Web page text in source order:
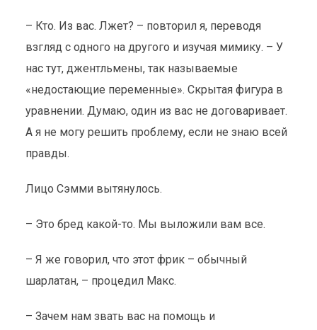
– Кто. Из вас. Лжет? – повторил я, переводя
взгляд с одного на другого и изучая мимику. – У
нас тут, джентльмены, так называемые
«недостающие переменные». Скрытая фигура в
уравнении. Думаю, один из вас не договаривает.
А я не могу решить проблему, если не знаю всей
правды.
Лицо Сэмми вытянулось.
– Это бред какой-то. Мы выложили вам все.
– Я же говорил, что этот фрик – обычный
шарлатан, – процедил Макс.
– Зачем нам звать вас на помощь и